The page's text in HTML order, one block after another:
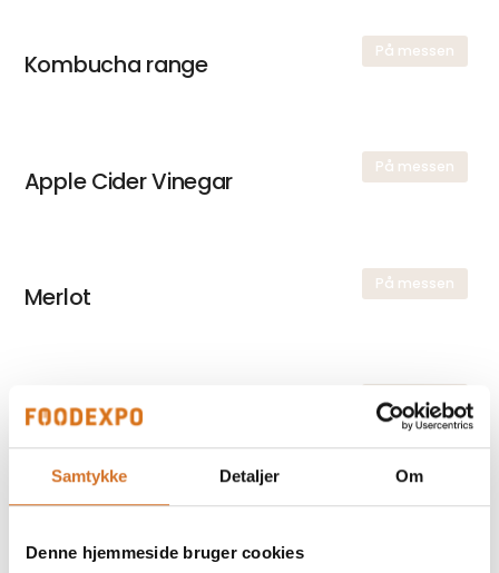
Samtykke Detaljer Om
Denne hjemmeside bruger cookies
På messen
Kombucha range
På messen
Apple Cider Vinegar
På messen
Merlot
På messen
BioZisch